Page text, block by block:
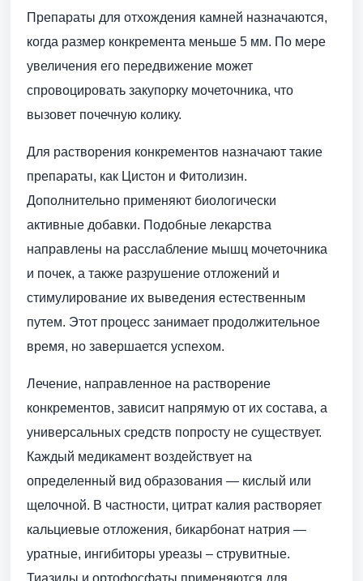
Препараты для отхождения камней назначаются,
когда размер конкремента меньше 5 мм. По мере
увеличения его передвижение может
спровоцировать закупорку мочеточника, что
вызовет почечную колику.
Для растворения конкрементов назначают такие
препараты, как Цистон и Фитолизин.
Дополнительно применяют биологически
активные добавки. Подобные лекарства
направлены на расслабление мышц мочеточника
и почек, а также разрушение отложений и
стимулирование их выведения естественным
путем. Этот процесс занимает продолжительное
время, но завершается успехом.
Лечение, направленное на растворение
конкрементов, зависит напрямую от их состава, а
универсальных средств попросту не существует.
Каждый медикамент воздействует на
определенный вид образования — кислый или
щелочной. В частности, цитрат калия растворяет
кальциевые отложения, бикарбонат натрия —
уратные, ингибиторы уреазы – струвитные.